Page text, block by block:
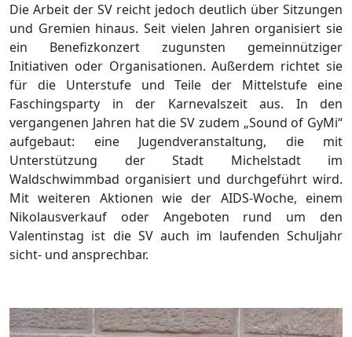
Die Arbeit der SV reicht jedoch deutlich über Sitzungen
und Gremien hinaus. Seit vielen Jahren organisiert sie
ein Benefizkonzert zugunsten gemeinnütziger
Initiativen oder Organisationen. Außerdem richtet sie
für die Unterstufe und Teile der Mittelstufe eine
Faschingsparty in der Karnevalszeit aus. In den
vergangenen Jahren hat die SV zudem „Sound of GyMi“
aufgebaut: eine Jugendveranstaltung, die mit
Unterstützung der Stadt Michelstadt im
Waldschwimmbad organisiert und durchgeführt wird.
Mit weiteren Aktionen wie der AIDS-Woche, einem
Nikolausverkauf oder Angeboten rund um den
Valentinstag ist die SV auch im laufenden Schuljahr
sicht- und ansprechbar.